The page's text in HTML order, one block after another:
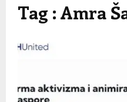
Tag : Amra